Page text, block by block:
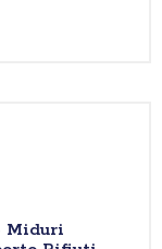
Miduri